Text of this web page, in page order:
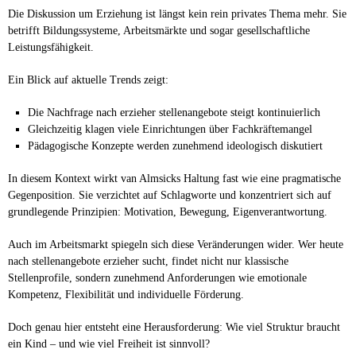
Die Diskussion um Erziehung ist längst kein rein privates Thema mehr. Sie
betrifft Bildungssysteme, Arbeitsmärkte und sogar gesellschaftliche
Leistungsfähigkeit.
Ein Blick auf aktuelle Trends zeigt:
Die Nachfrage nach erzieher stellenangebote steigt kontinuierlich
Gleichzeitig klagen viele Einrichtungen über Fachkräftemangel
Pädagogische Konzepte werden zunehmend ideologisch diskutiert
In diesem Kontext wirkt van Almsicks Haltung fast wie eine pragmatische
Gegenposition. Sie verzichtet auf Schlagworte und konzentriert sich auf
grundlegende Prinzipien: Motivation, Bewegung, Eigenverantwortung.
Auch im Arbeitsmarkt spiegeln sich diese Veränderungen wider. Wer heute
nach stellenangebote erzieher sucht, findet nicht nur klassische
Stellenprofile, sondern zunehmend Anforderungen wie emotionale
Kompetenz, Flexibilität und individuelle Förderung.
Doch genau hier entsteht eine Herausforderung: Wie viel Struktur braucht
ein Kind – und wie viel Freiheit ist sinnvoll?